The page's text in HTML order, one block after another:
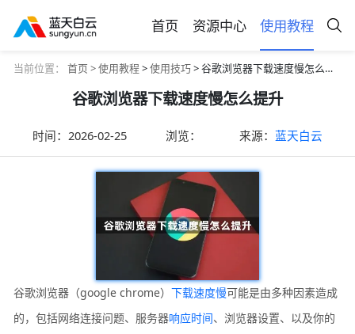
首页 资源中心 使用教程
当前位置： 首页 >使用教程>使用技巧> 谷歌浏览器下载速度慢怎么提升
谷歌浏览器下载速度慢怎么提升
时间：2026-02-25 浏览： 来源： 蓝天白云
谷歌浏览器（google chrome）下载速度慢可能是由多种因素造成
的，包括网络连接问题、服务器响应时间、浏览器设置、以及你的